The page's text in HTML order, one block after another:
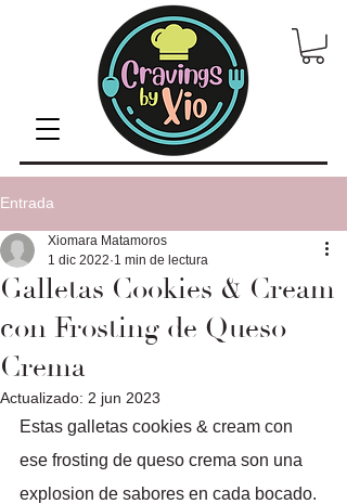
Entrada
Galletas Cookies & Cream
con Frosting de Queso
Crema
Xiomara Matamoros
1 dic 2022 1 min de lectura
Actualizado: 2 jun 2023
Estas galletas cookies & cream con
ese frosting de queso crema son una
explosion de sabores en cada bocado.